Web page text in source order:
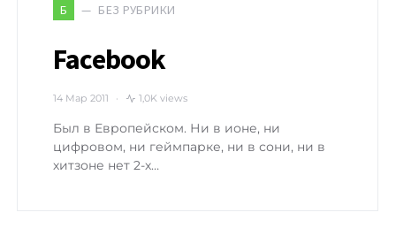
Б БЕЗ РУБРИКИ
Facebook
14 Мар 2011 1,0K views
Был в Европейском. Ни в ионе, ни
цифровом, ни геймпарке, ни в сони, ни в
хитзоне нет 2-х…